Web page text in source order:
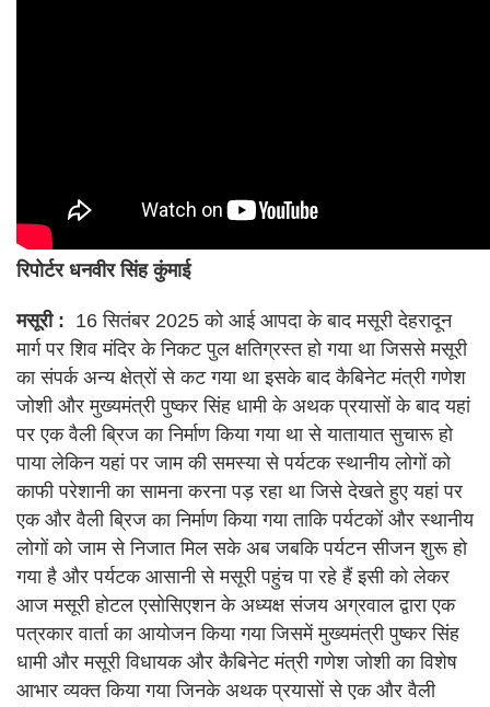
रिपोर्टर धनवीर सिंह कुंमाई
मसूरी : 16 सितंबर 2025 को आई आपदा के बाद मसूरी देहरादून
मार्ग पर शिव मंदिर के निकट पुल क्षतिग्रस्त हो गया था जिससे मसूरी
का संपर्क अन्य क्षेत्रों से कट गया था इसके बाद कैबिनेट मंत्री गणेश
जोशी और मुख्यमंत्री पुष्कर सिंह धामी के अथक प्रयासों के बाद यहां
पर एक वैली ब्रिज का निर्माण किया गया था से यातायात सुचारू हो
पाया लेकिन यहां पर जाम की समस्या से पर्यटक स्थानीय लोगों को
काफी परेशानी का सामना करना पड़ रहा था जिसे देखते हुए यहां पर
एक और वैली ब्रिज का निर्माण किया गया ताकि पर्यटकों और स्थानीय
लोगों को जाम से निजात मिल सके अब जबकि पर्यटन सीजन शुरू हो
गया है और पर्यटक आसानी से मसूरी पहुंच पा रहे हैं इसी को लेकर
आज मसूरी होटल एसोसिएशन के अध्यक्ष संजय अग्रवाल द्वारा एक
पत्रकार वार्ता का आयोजन किया गया जिसमें मुख्यमंत्री पुष्कर सिंह
धामी और मसूरी विधायक और कैबिनेट मंत्री गणेश जोशी का विशेष
आभार व्यक्त किया गया जिनके अथक प्रयासों से एक और वैली